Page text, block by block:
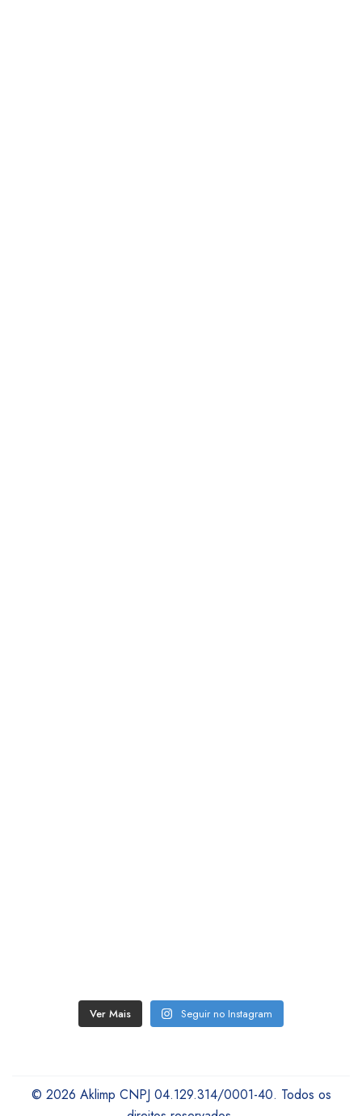
Ver Mais Seguir no Instagram
© 2026 Aklimp CNPJ 04.129.314/0001-40. Todos os